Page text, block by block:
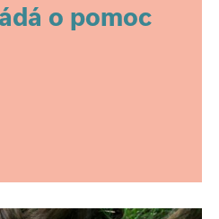
o pomoc